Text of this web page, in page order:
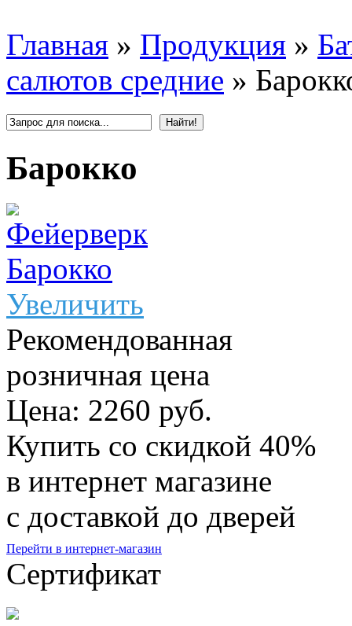
Главная » Продукция »
салютов средние »
Барокко
Увеличить
Рекомендованная
розничная цена
Цена: 2260 руб.
Купить со скидкой 40%
в интернет магазине
с доставкой до дверей
Перейти в интернет-магазин
Сертификат